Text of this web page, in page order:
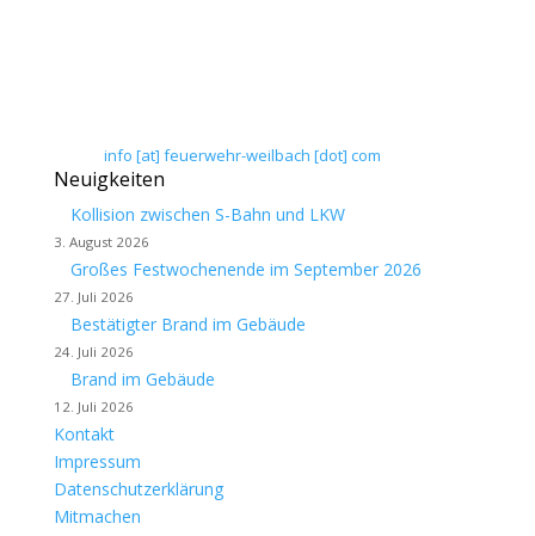
info [at] feuerwehr-weilbach [dot] com
Neuigkeiten
Kollision zwischen S-Bahn und LKW
3. August 2026
Großes Festwochenende im September 2026
27. Juli 2026
Bestätigter Brand im Gebäude
24. Juli 2026
Brand im Gebäude
12. Juli 2026
Kontakt
Impressum
Datenschutzerklärung
Mitmachen